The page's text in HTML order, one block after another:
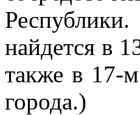
найдется в
также в 17-
города.)